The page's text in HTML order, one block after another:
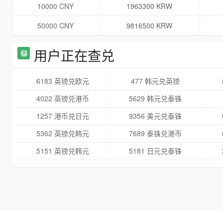
10000 CNY
1963300 KRW
50000 CNY
9816500 KRW
用户正在查兑
6183 英镑兑欧元 477 韩元兑英镑
4022 英镑兑港币
5629 韩元兑泰铢
1257 港币兑日元
9356 美元兑泰铢
5362 英镑兑韩元
7689 泰铢兑港币
5151 英镑兑韩元
5181 日元兑泰铢